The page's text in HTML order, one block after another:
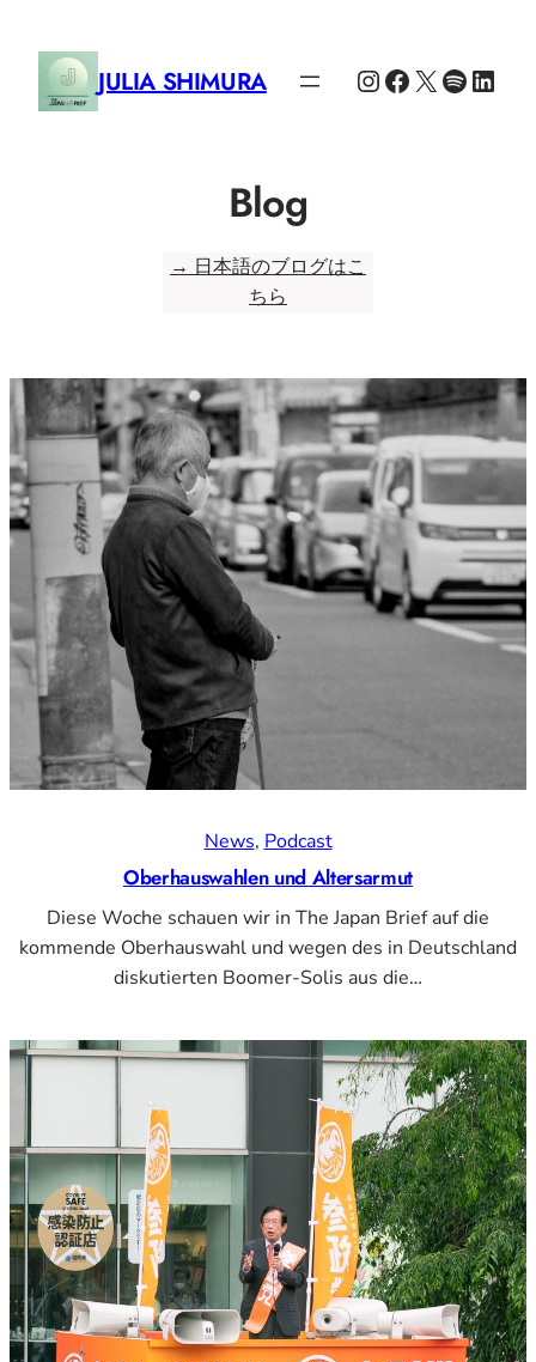
Inhalt
springen
JULIA SHIMURA Instagram
Facebook
X Spotify
Blog
→ 日本語のブログはこ
ちら
News, Podcast
Oberhauswahlen und Altersarmut
Diese Woche schauen wir in The Japan Brief auf die
kommende Oberhauswahl und wegen des in Deutschland
diskutierten Boomer-Solis aus die…